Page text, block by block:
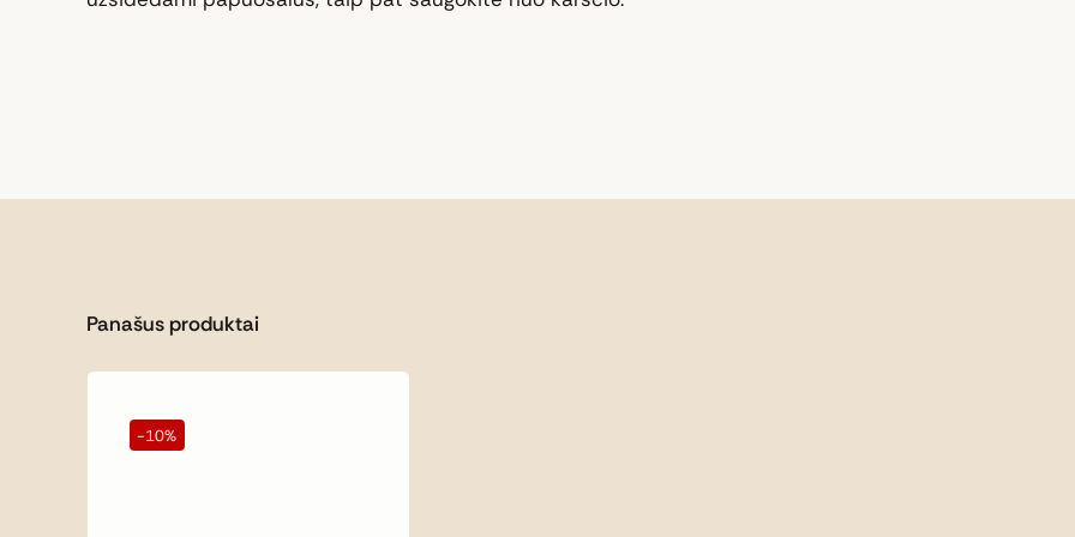
Panašus produktai
-10%